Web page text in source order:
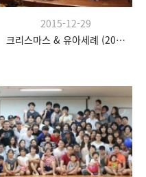
2015-12-29
크리스마스 & 유아세례 (2015.12.25)